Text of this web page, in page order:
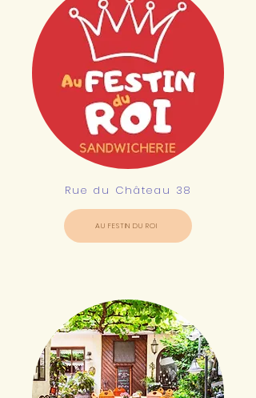
Rue du Château 38
AU FESTIN DU ROI